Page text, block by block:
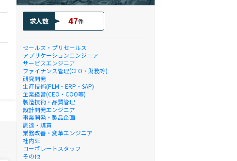
求人数 47件
セールス・プリセールス
アプリケーションエンジニア
サービスエンジニア
ファイナンス管理(CFO・財務等)
研究開発
生産技術(PLM・ERP・SAP)
企業経営(CEO・COO等)
製造技術・品質管理
設計開発エンジニア
事業開発・製品企画
調達・購買
業務改善・変革エンジニア
社内SE
コーポレートスタッフ
その他